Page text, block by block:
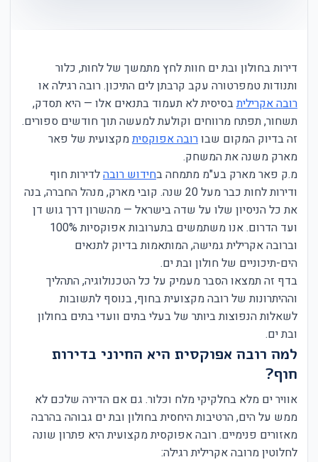
דירות בחולון ובת ים חוות לחץ מתמשך של לחות, כלור
ותנודות טמפרטורה עקב קרבתן לים התיכון. רובה רגילה או
רובה אקריליתבסיסית לא תעמוד בתנאים אלו — היא תסדק,
תשחור, תפתח מרווחים וקולעת למעשה תוך חודשים ספורים.
זה בדיוק המקום שבורובה אפוקסיתמקצועית של פאר
מארק משנה את המשחק.
מ.ק פאר מארק בע"מ מתמחה בחידוש רובהלדירות חוף
ודירות לחות כבר מעל 20 שנה. קובי מארק, מנהל החברה, בנה
את כל הניסיון שלו על שדה בישראל — מהשרון דרך גוש דן
ועד הדרום. אנו משתמשים בתערובות אפוקסיות 100%
וברובה אקרילית גמישה, המותאמות בדיוק לתנאים
הים-תיכוניים של חולון ובת ים.
בדף זה תמצאו הסבר מעמיק על כל הטכנולוגיה, התהליך
וההיתרונות של רובה מקצועית בחוף, בנוסף לתשובות
לשאלות הנפוצות ביותר של בעלי בתים וועדי בתים בחולון
ובת ים.
למה רובה אפוקסית היא החיוני בדירות
חוף?
אוויר ים מלא בחלקיקי מלח וכלור. גם אם הדירה שלכם לא
ממש על הים, הרטיבות היחסית בחולון ובת ים גבוהה בהרבה
מאזורים פנימיים. רובה אפוקסית מקצועית היא פתרון שונה
לחלוטין מרובה אקרילית רגילה: